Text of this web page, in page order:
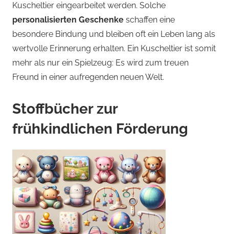
Kuscheltier eingearbeitet werden. Solche
personalisierten Geschenke schaffen eine
besondere Bindung und bleiben oft ein Leben lang als
wertvolle Erinnerung erhalten. Ein Kuscheltier ist somit
mehr als nur ein Spielzeug: Es wird zum treuen
Freund in einer aufregenden neuen Welt.
Stoffbücher zur
frühkindlichen Förderung